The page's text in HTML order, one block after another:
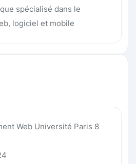
spécialisé dans le
logiciel et mobile
Web Université Paris 8